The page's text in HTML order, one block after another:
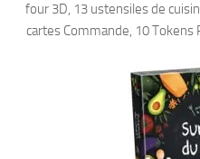
four 3D, 13 ustensiles de
cartes Commande, 10 Tokens